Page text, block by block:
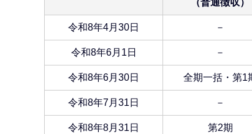
（普通徴収）
令和8年4月30日 －
令和8年6月1日 －
令和8年6月30日 全期一括・第1
令和8年7月31日 －
令和8年8月31日 第2期